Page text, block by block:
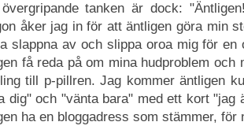
tanken är dock:
åker jag in för att äntligen göra min
slappna av och slippa oroa mig för
få reda på om mina hudproblem och
till p-pillren. Jag kommer äntligen
dig" och "vänta bara" med ett kort "jag
ha en bloggadress som stämmer, för